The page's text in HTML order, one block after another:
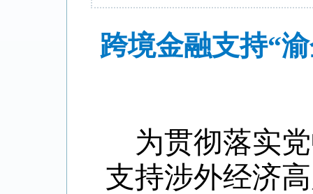
跨境金融支持“
为贯彻落实
支持涉外经济